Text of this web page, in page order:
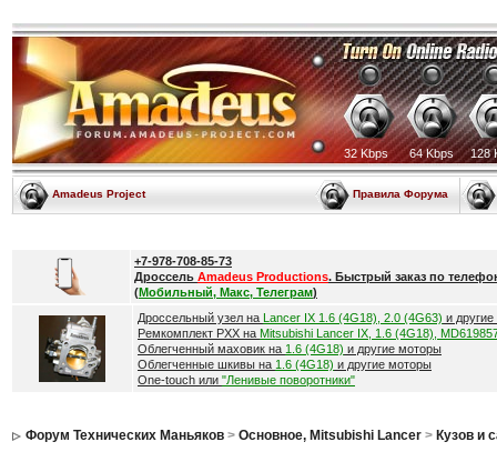
32 Kbps 64 Kbps 128
Amadeus Project Правила Форума
+7-978-708-85-73
Дроссель Amadeus Productions. Быстрый заказ по
(Мобильный, Макс, Телеграм)
Дроссельный узел на Lancer IX 1.6 (4G18), 2.0 (4G63) и
Ремкомплект РХХ на Mitsubishi Lancer IX, 1.6 (4G18),
Облегченный маховик на 1.6 (4G18) и другие моторы
Облегченные шкивы на 1.6 (4G18) и другие моторы
One-touch или "Ленивые поворотники"
Форум Технических Маньяков> Основное, Mitsubishi Lancer> Кузов и